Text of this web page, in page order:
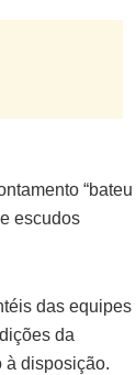
“bateu
escudos
das equipes
da
à disposição.